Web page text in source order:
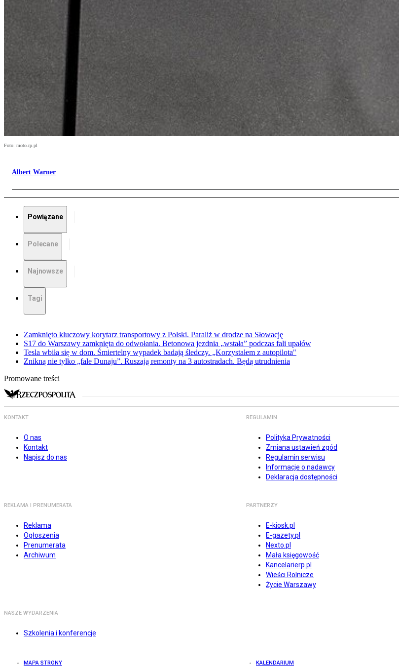
Foto: moto.rp.pl
Albert Warner
Powiązane
Polecane
Najnowsze
Tagi
Zamknięto kluczowy korytarz transportowy z Polski. Paraliż w drodze na Słowację
S17 do Warszawy zamknięta do odwołania. Betonowa jezdnia „wstała” podczas fali upałów
Tesla wbiła się w dom. Śmiertelny wypadek badają śledczy. „Korzystałem z autopilota"
Znikną nie tylko „fale Dunaju”. Ruszają remonty na 3 autostradach. Będą utrudnienia
Promowane treści
KONTAKT
O nas
Kontakt
Napisz do nas
REGULAMIN
Polityka Prywatności
Zmiana ustawień zgód
Regulamin serwisu
Informacje o nadawcy
Deklaracja dostępności
REKLAMA I PRENUMERATA
Reklama
Ogłoszenia
Prenumerata
Archiwum
PARTNERZY
E-kiosk.pl
E-gazety.pl
Nexto.pl
Mała księgowość
Kancelarierp.pl
Wieści Rolnicze
Życie Warszawy
NASZE WYDARZENIA
Szkolenia i konferencje
MAPA STRONY KALENDARIUM